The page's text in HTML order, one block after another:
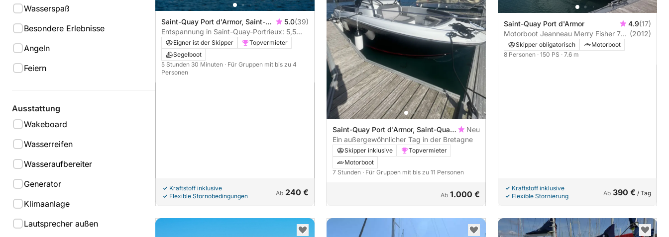
Wasserspaß
Besondere Erlebnisse
Angeln
Feiern
Ausstattung
Wakeboard
Wasserreifen
Wasseraufbereiter
Generator
Klimaanlage
Lautsprecher außen
Saint-Quay Port d'Armor, Saint-
Quay-Portrieux, Frankreich
5.0(39)
Entspannung in Saint-Quay-Portrieux: 5,5
Stunden Sonne auf einem Segelboot
Eigner ist der Skipper
Topvermieter
Segelboot
5 Stunden 30 Minuten · Für Gruppen mit bis zu 4
Personen
Kraftstoff inklusive
Flexible Stornobedingungen
Ab 240 €
Saint-Quay Port d'Armor, Saint-Quay-
Portrieux, Frankreich
Neu
Ein außergewöhnlicher Tag in der Bretagne
Skipper inklusive
Topvermieter
Motorboot
7 Stunden · Für Gruppen mit bis zu 11 Personen
Ab 1.000 €
Saint-Quay Port d'Armor 4.9(17)
Motorboot Jeanneau Merry Fisher 755
150PS
(2012)
Skipper obligatorisch
Motorboot
8 Personen · 150 PS · 7.6 m
Kraftstoff inklusive
Flexible Stornierung
Ab 390 € / Tag